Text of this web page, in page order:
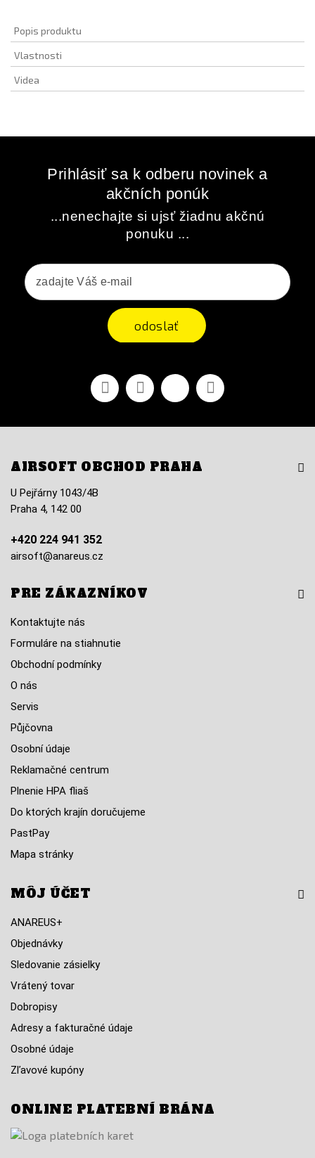
Popis produktu
Vlastnosti
Videa
Prihlásiť sa k odberu novinek a
akčních ponúk
...nenechajte si ujsť žiadnu akčnú
ponuku ...
odoslať
FacebookYoutubeVimeo Instagram
AIRSOFT OBCHOD PRAHA
U Pejřárny 1043/4B
Praha 4, 142 00
+420 224 941 352
airsoft@anareus.cz
PRE ZÁKAZNÍKOV
Kontaktujte nás
Formuláre na stiahnutie
Obchodní podmínky
O nás
Servis
Půjčovna
Osobní údaje
Reklamačné centrum
Plnenie HPA fliaš
Do ktorých krajín doručujeme
PastPay
Mapa stránky
MÔJ ÚČET
ANAREUS+
Objednávky
Sledovanie zásielky
Vrátený tovar
Dobropisy
Adresy a fakturačné údaje
Osobné údaje
Zľavové kupóny
ONLINE PLATEBNÍ BRÁNA